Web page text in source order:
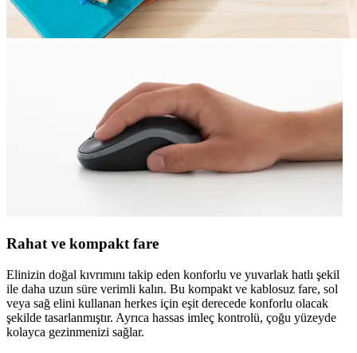
Rahat ve kompakt fare
Elinizin doğal kıvrımını takip eden konforlu ve yuvarlak hatlı şekil
ile daha uzun süre verimli kalın. Bu kompakt ve kablosuz fare, sol
veya sağ elini kullanan herkes için eşit derecede konforlu olacak
şekilde tasarlanmıştır. Ayrıca hassas imleç kontrolü, çoğu yüzeyde
kolayca gezinmenizi sağlar.